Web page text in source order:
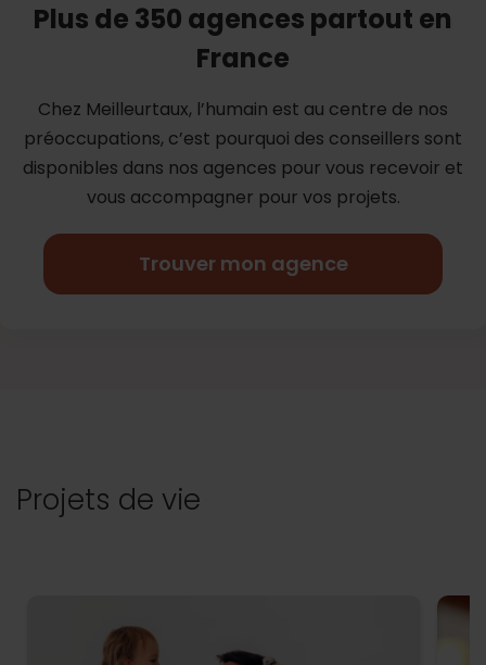
Plus de 350 agences partout en
France
Chez Meilleurtaux, l’humain est au centre de nos
préoccupations, c’est pourquoi des conseillers sont
disponibles dans nos agences pour vous recevoir et
vous accompagner pour vos projets.
Trouver mon agence
Projets de vie